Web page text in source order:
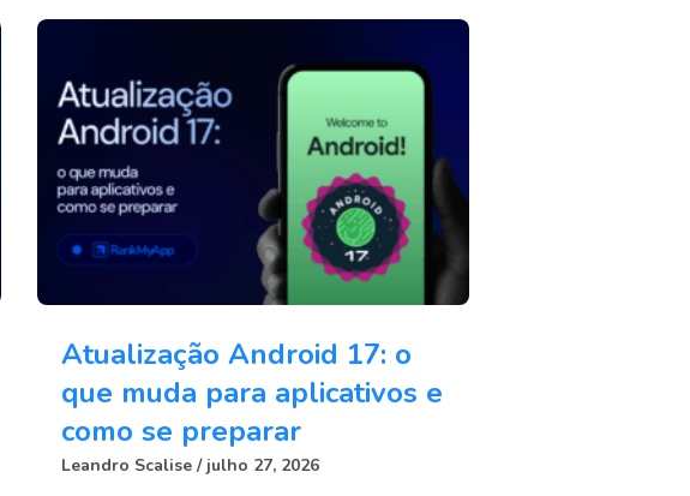
Atualização Android 17: o
que muda para aplicativos e
como se preparar
Leandro Scalise julho 27, 2026